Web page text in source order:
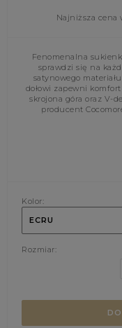
Najniższa cena
Fenomenalna
sprawdzi się na
satynowego
dołowi zapewni
skrojona góra oraz V-
producent
Kolor:
ECRU
Rozmiar: